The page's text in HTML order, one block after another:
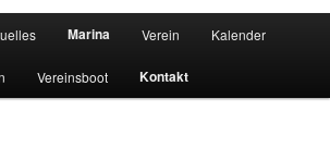
Marina Verein Kalender
Vereinsboot Kontakt